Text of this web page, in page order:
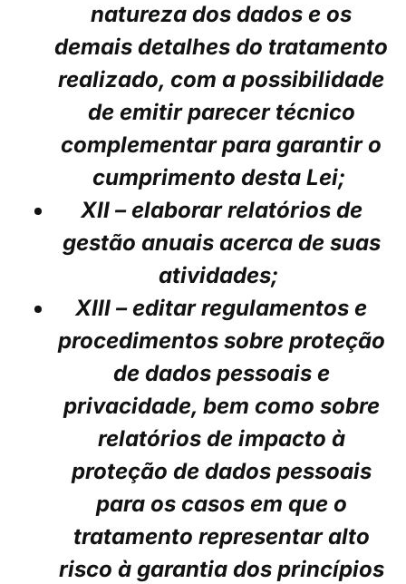
natureza dos dados e os
demais detalhes do tratamento
realizado, com a possibilidade
de emitir parecer técnico
complementar para garantir o
cumprimento desta Lei;
XII – elaborar relatórios de
gestão anuais acerca de suas
atividades;
XIII – editar regulamentos e
procedimentos sobre proteção
de dados pessoais e
privacidade, bem como sobre
relatórios de impacto à
proteção de dados pessoais
para os casos em que o
tratamento representar alto
risco à garantia dos princípios